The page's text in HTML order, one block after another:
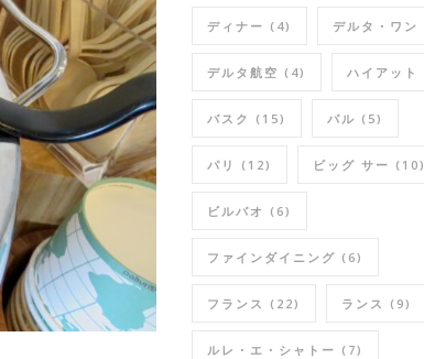
ディナー (4) デルタ・ワン
デルタ航空 (4) ハイアット
バスク (15) バル (5)
パリ (12) ビッグ サー (10)
ビルバオ (6)
ファインダイニング (6)
フランス (22) ランス (9)
ルレ・エ・シャトー (7)